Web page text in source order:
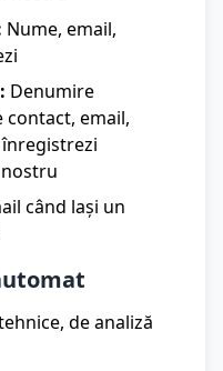
Nume, email,
Denumire
contact, email,
când lași un
de analiză